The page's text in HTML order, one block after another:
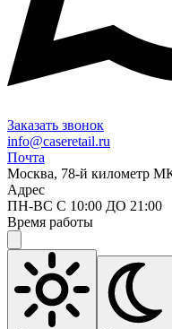
Заказать звонок
info@caseretail.ru
Почта
Москва, 78-й километр
Адрес
ПН-ВС С 10:00 ДО 21:00
Время работы